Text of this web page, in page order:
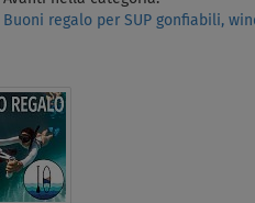
Buoni regalo per SUP gonfiabili,